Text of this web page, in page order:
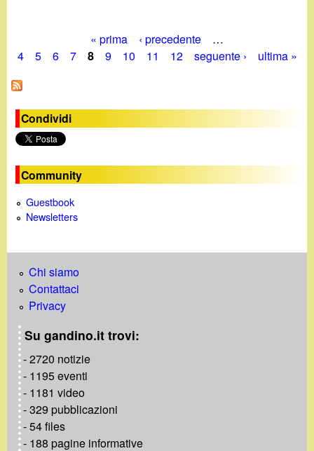
P
a
g
i
n
e
« prima ‹ precedente
…
4
5 6 7 8 9 10 11 12 seguente › ultima »
Condividi
Community
Guestbook
Newsletters
Chi siamo
Contattaci
Privacy
Su gandino.it trovi:
- 2720 notizie
- 1195 eventi
- 1181 video
- 329 pubblicazioni
- 54 files
- 188 pagine informative